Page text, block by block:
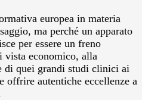
europea in materia
ma perché un apparato
per essere un freno
vista economico, alla
di quei grandi studi clinici ai
offrire autentiche eccellenze a